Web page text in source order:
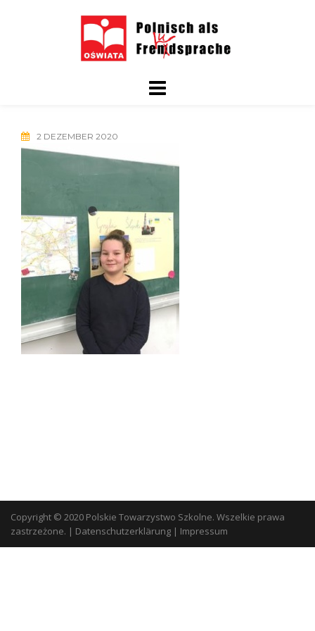
2 DEZEMBER 2020
Copyright © 2020 Polskie Towarzystwo Szkolne. Wszelkie prawa
zastrzeżone. | Datenschutzerklärung | Impressum